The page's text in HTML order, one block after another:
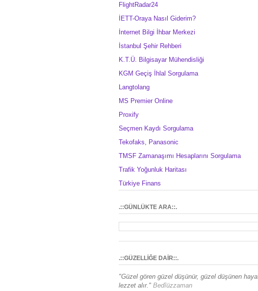
FlightRadar24
İETT-Oraya Nasıl Giderim?
İnternet Bilgi İhbar Merkezi
İstanbul Şehir Rehberi
K.T.Ü. Bilgisayar Mühendisliği
KGM Geçiş İhlal Sorgulama
Langtolang
MS Premier Online
Proxify
Seçmen Kaydı Sorgulama
Tekofaks, Panasonic
TMSF Zamanaşımı Hesaplarını Sorgulama
Trafik Yoğunluk Haritası
Türkiye Finans
.::GÜNLÜKTE ARA::.
.::GÜZELLİĞE DAİR::.
"Güzel gören güzel düşünür, güzel düşünen
lezzet alır." Bedîüzzaman